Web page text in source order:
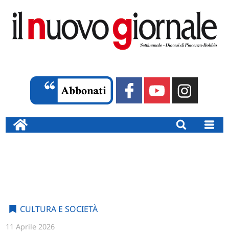
CULTURA E SOCIETÀ
11 Aprile 2026